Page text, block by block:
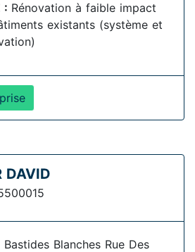
: Rénovation à faible impact
existants (système et
DAVID
Bastides Blanches Rue Des